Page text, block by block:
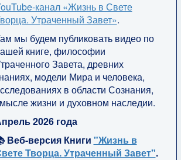
«Жизнь в Свете
Утраченный Завет».
мы будем публиковать видео по
книге, философии
Завета, древних
модели Мира и человека,
в области Сознания,
жизни и духовном наследии.
2026 года
Веб-версия Книги "Жизнь в
Творца. Утраченный Завет".